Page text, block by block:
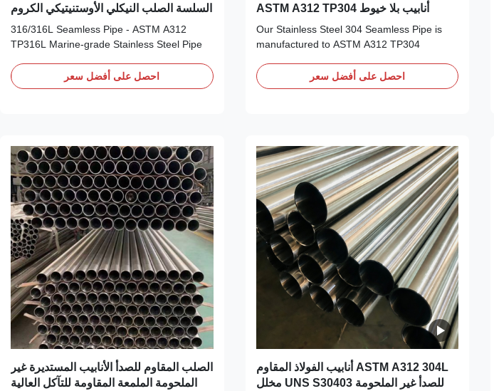
أنابيب بلا خيوط ASTM A312 TP304
Our Stainless Steel 304 Seamless Pipe is
manufactured to ASTM A312 TP304
resistance, high-temperature strength, and
dimensional precision. Produced by
احصل على أفضل سعر
السلسة الصلب النيكلي الأوستنيتيكي الكروم
الموليبدينوم
316/316L Seamless Pipe - ASTM A312
TP316L Marine-grade Stainless Steel Pipe
austenitic chromium-nickel-molybdenum
alloy pipe known for its superior corrosion
احصل على أفضل سعر
ASTM A312 304L أنابيب الفولاذ المقاوم
للصدأ غير الملحومة UNS S30403 مخلل
الصلب المقاوم للصدأ الأنابيب المستديرة غير
الملحومة الملمعة المقاومة للتآكل العالية